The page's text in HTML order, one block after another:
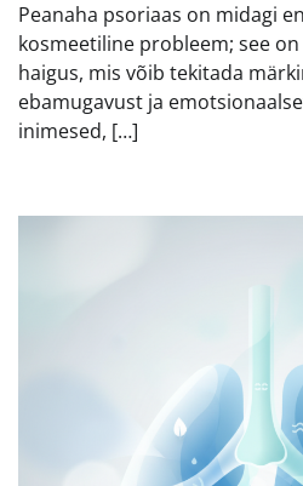
Peanaha psoriaas on midagi
kosmeetiline probleem; see
haigus, mis võib tekitada
ebamugavust ja
inimesed, […]